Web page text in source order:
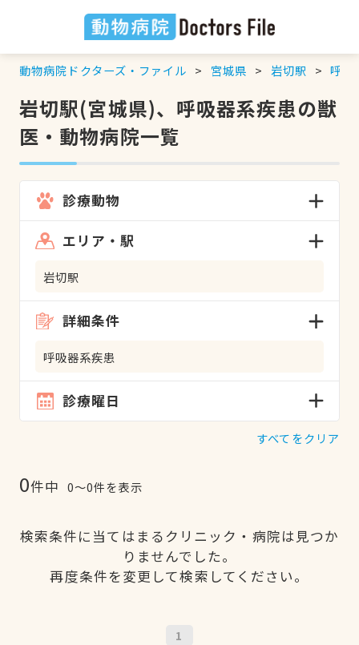
動物病院ドクターズ・ファイル 宮城県 岩切駅 呼吸
岩切駅(宮城県)、呼吸器系疾患の獣
医・動物病院一覧
診療動物
エリア・駅
岩切駅
詳細条件
呼吸器系疾患
診療曜日
すべてをクリア
0件中 0〜0件を表示
検索条件に当てはまるクリニック・病院は見つか
りませんでした。
再度条件を変更して検索してください。
1